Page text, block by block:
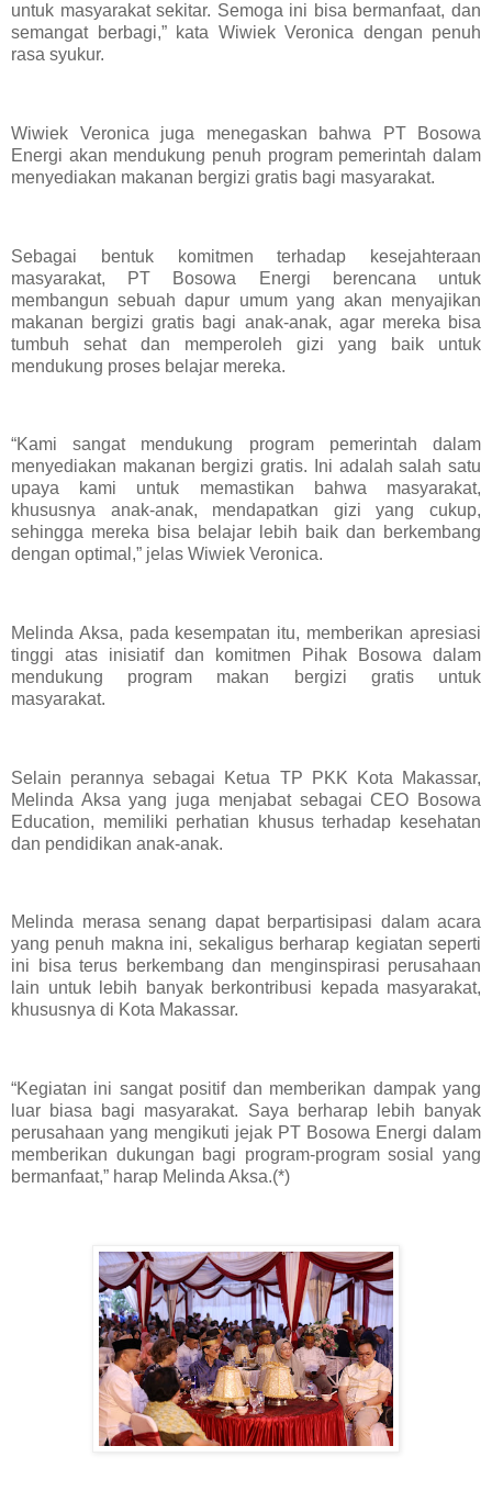
untuk masyarakat sekitar. Semoga ini bisa bermanfaat, dan
semangat berbagi,” kata Wiwiek Veronica dengan penuh
rasa syukur.
Wiwiek Veronica juga menegaskan bahwa PT Bosowa
Energi akan mendukung penuh program pemerintah dalam
menyediakan makanan bergizi gratis bagi masyarakat.
Sebagai bentuk komitmen terhadap kesejahteraan
masyarakat, PT Bosowa Energi berencana untuk
membangun sebuah dapur umum yang akan menyajikan
makanan bergizi gratis bagi anak-anak, agar mereka bisa
tumbuh sehat dan memperoleh gizi yang baik untuk
mendukung proses belajar mereka.
“Kami sangat mendukung program pemerintah dalam
menyediakan makanan bergizi gratis. Ini adalah salah satu
upaya kami untuk memastikan bahwa masyarakat,
khususnya anak-anak, mendapatkan gizi yang cukup,
sehingga mereka bisa belajar lebih baik dan berkembang
dengan optimal,” jelas Wiwiek Veronica.
Melinda Aksa, pada kesempatan itu, memberikan apresiasi
tinggi atas inisiatif dan komitmen Pihak Bosowa dalam
mendukung program makan bergizi gratis untuk
masyarakat.
Selain perannya sebagai Ketua TP PKK Kota Makassar,
Melinda Aksa yang juga menjabat sebagai CEO Bosowa
Education, memiliki perhatian khusus terhadap kesehatan
dan pendidikan anak-anak.
Melinda merasa senang dapat berpartisipasi dalam acara
yang penuh makna ini, sekaligus berharap kegiatan seperti
ini bisa terus berkembang dan menginspirasi perusahaan
lain untuk lebih banyak berkontribusi kepada masyarakat,
khususnya di Kota Makassar.
“Kegiatan ini sangat positif dan memberikan dampak yang
luar biasa bagi masyarakat. Saya berharap lebih banyak
perusahaan yang mengikuti jejak PT Bosowa Energi dalam
memberikan dukungan bagi program-program sosial yang
bermanfaat,” harap Melinda Aksa.(*)